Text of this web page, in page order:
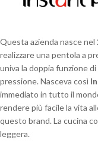
Questa azienda nasce nel
realizzare una pentola a
univa la doppia funzione
pressione. Nasceva così
immediato in tutto il
rendere più facile la vita
questo brand. La cucina
leggera.